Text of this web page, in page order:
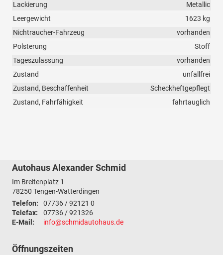
Lackierung
Metallic
Leergewicht
1623 kg
Nichtraucher-Fahrzeug
vorhanden
Polsterung
Stoff
Tageszulassung
vorhanden
Zustand
unfallfrei
Zustand, Beschaffenheit
Scheckheftgepflegt
Zustand, Fahrfähigkeit
fahrtauglich
Autohaus Alexander Schmid
Im Breitenplatz 1
78250 Tengen-Watterdingen
Telefon:
07736 / 92121 0
Telefax:
07736 / 921326
E-Mail:
info@schmidautohaus.de
Öffnungszeiten